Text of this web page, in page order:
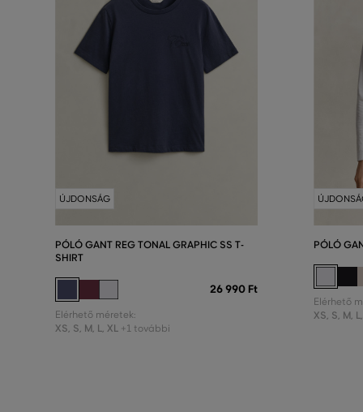
ÚJDONSÁG
PÓLÓ GANT REG TONAL GRAPHIC SS T-
SHIRT
26 990 Ft
Elérhető méretek:
XS, S, M, L, XL +1 további
PÓLÓ
Elérhető
XS, S, M, L,